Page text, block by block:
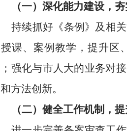
（一）深化能力建设，
持续抓好《条例》及相
课、 案例教学，提升区
强化与市人大的业务对
方法创新。
（二）健全工作机制，